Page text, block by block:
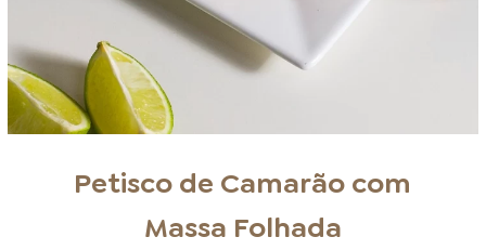
Petisco de Camarão com
Massa Folhada